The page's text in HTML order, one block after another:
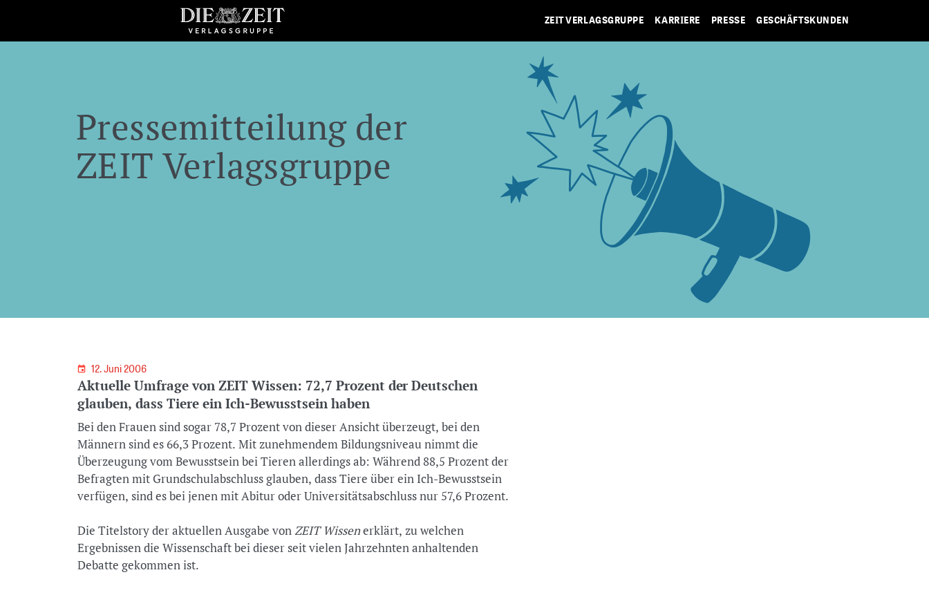
ZEIT VERLAGSGRUPPE KARRIERE PRESSE GESCHÄFTSKUNDEN
Pressemitteilung der
ZEIT Verlagsgruppe
12. Juni 2006
Aktuelle Umfrage von ZEIT Wissen: 72,7 Prozent der Deutschen
glauben, dass Tiere ein Ich-Bewusstsein haben
Bei den Frauen sind sogar 78,7 Prozent von dieser Ansicht überzeugt, bei den
Männern sind es 66,3 Prozent. Mit zunehmendem Bildungsniveau nimmt die
Überzeugung vom Bewusstsein bei Tieren allerdings ab: Während 88,5 Prozent der
Befragten mit Grundschulabschluss glauben, dass Tiere über ein Ich-Bewusstsein
verfügen, sind es bei jenen mit Abitur oder Universitätsabschluss nur 57,6 Prozent.
Die Titelstory der aktuellen Ausgabe vonZEIT Wissenerklärt, zu welchen
Ergebnissen die Wissenschaft bei dieser seit vielen Jahrzehnten anhaltenden
Debatte gekommen ist.